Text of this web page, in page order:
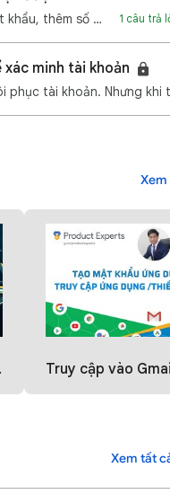
Một tài khoản của tôi bị vô hiệu hóa sau khi tôi thực hiện thay đổi mật khẩu, thêm số điện thoại và … 1 câu trả
minh tài khoản
phục tài khoản. Nhưng khi
Truy cập vào Gmail thông qua các ứng dụng
Xem tất